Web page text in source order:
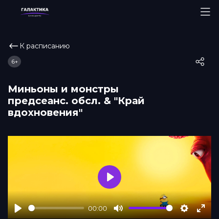
К расписанию
Миньоны и монстры
прeдсeанc. обсл. & "Край
вдохновения"
6+
00:00
Play